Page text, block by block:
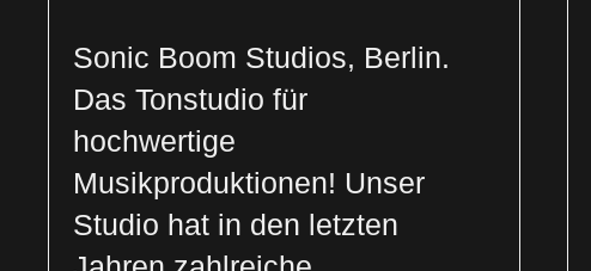
Sonic Boom Studios, Berlin.
Das Tonstudio für
hochwertige
Musikproduktionen! Unser
Studio hat in den letzten